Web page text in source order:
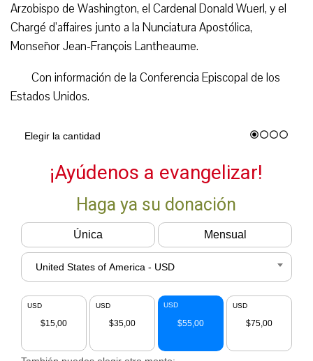
Arzobispo de Washington, el Cardenal Donald Wuerl, y el
Chargé d’affaires junto a la Nunciatura Apostólica,
Monseñor Jean-François Lantheaume.
Con información de la Conferencia Episcopal de los
Estados Unidos.